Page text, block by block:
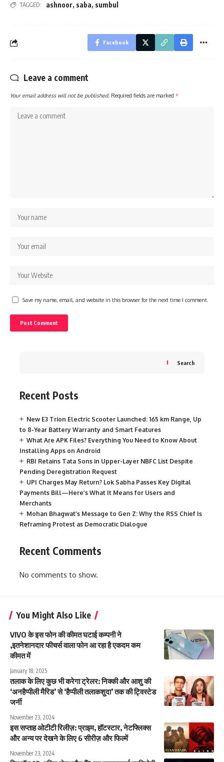
TAGGED: ashnoor, saba, sumbul
Facebook
Leave a comment
Your email address will not be published. Required fields are marked *
Save my name, email, and website in this browser for the next time I comment.
Search
Recent Posts
New E3 Trion Electric Scooter Launched: 165 km Range, Up
to 8-Year Battery Warranty and Smart Features
What Are APK Files? Everything You Need to Know About
Installing Apps on Android
RBI Retains Tata Sons in Upper-Layer NBFC List Despite
Pending Deregistration Request
UPI Charges May Return? Lok Sabha Passes Key Digital
Payments Bill—Here’s What It Means for Users and
Merchants
Mohan Bhagwat’s Message to Gen Z: Why the RSS Chief Is
Reframing Protest as Democratic Dialogue
Recent Comments
No comments to show.
You Might Also Like
VIVO के इस फोन की कीमत घटाई कम्पनी ने
,इतनेशानदार फीचर्स वाला फोन आ रहा है एकदम कम
कीमत में
January 18, 2025
तलाक के लिए कुछ भी करेगा ट्रेलर: निक्की और आशु की
‘अनहैप्पीली मैरिड’ से ‘हैप्पीली तलाकशुदा’ तक की ट्विस्टेड
जर्नी
November 23, 2024
इस सप्ताह ओटीटी रिलीज़: प्राइम, हॉटस्टार, नेटफ्लिक्स
और अन्य पर देखने के लिए 6 सीरीज़ और फिल्में
November 23, 2024